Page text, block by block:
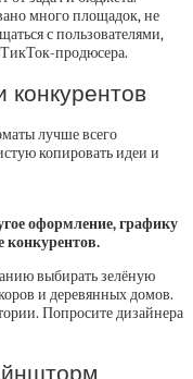
много площадок, не
с пользователями,
продюсера.
конкурентов
лучше всего
копировать идеи и
оформление, графику
конкурентов.
выбирать зелёную
и деревянных домов.
Попросите дизайнера